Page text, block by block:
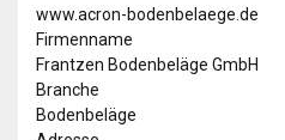
www.acron-bodenbelaege.de
Firmenname
Frantzen Bodenbeläge GmbH
Branche
Bodenbeläge